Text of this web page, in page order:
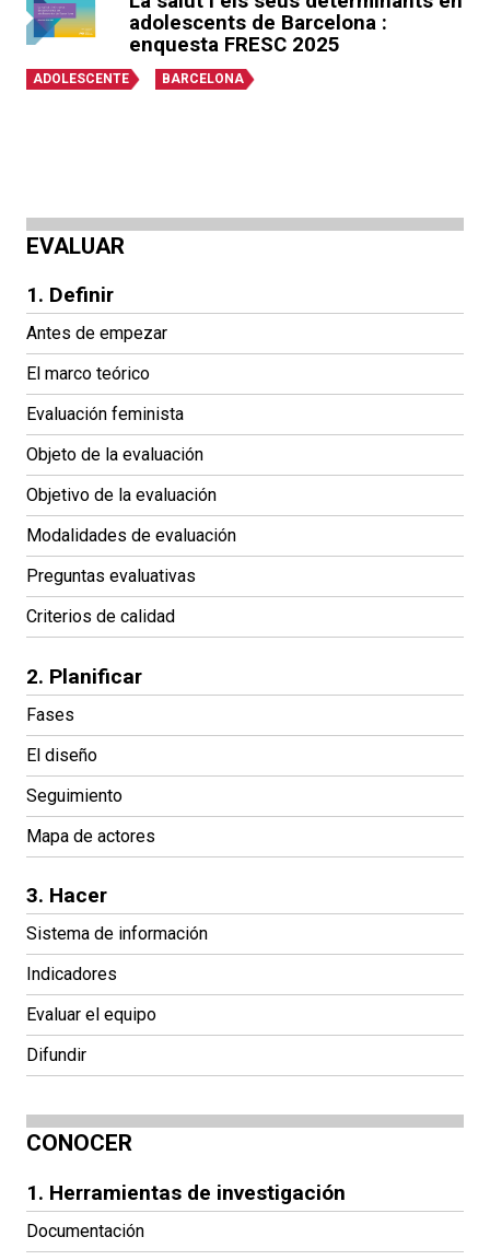
adolescents de Barcelona :
enquesta FRESC 2025
ADOLESCENTE BARCELONA
EVALUAR
1. Definir
Antes de empezar
El marco teórico
Evaluación feminista
Objeto de la evaluación
Objetivo de la evaluación
Modalidades de evaluación
Preguntas evaluativas
Criterios de calidad
2. Planificar
Fases
El diseño
Seguimiento
Mapa de actores
3. Hacer
Sistema de información
Indicadores
Evaluar el equipo
Difundir
CONOCER
1. Herramientas de investigación
Documentación